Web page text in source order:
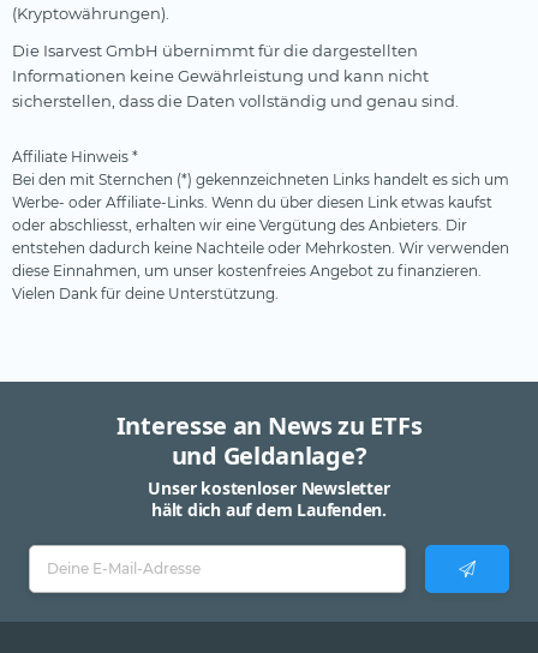
(Kryptowährungen).
Die Isarvest GmbH übernimmt für die dargestellten
Informationen keine Gewährleistung und kann nicht
sicherstellen, dass die Daten vollständig und genau sind.
Affiliate Hinweis *
Bei den mit Sternchen (*) gekennzeichneten Links handelt es sich um
Werbe- oder Affiliate-Links. Wenn du über diesen Link etwas kaufst
oder abschliesst, erhalten wir eine Vergütung des Anbieters. Dir
entstehen dadurch keine Nachteile oder Mehrkosten. Wir verwenden
diese Einnahmen, um unser kostenfreies Angebot zu finanzieren.
Vielen Dank für deine Unterstützung.
Interesse an News zu ETFs
und Geldanlage?
Unser kostenloser Newsletter
hält dich auf dem Laufenden.